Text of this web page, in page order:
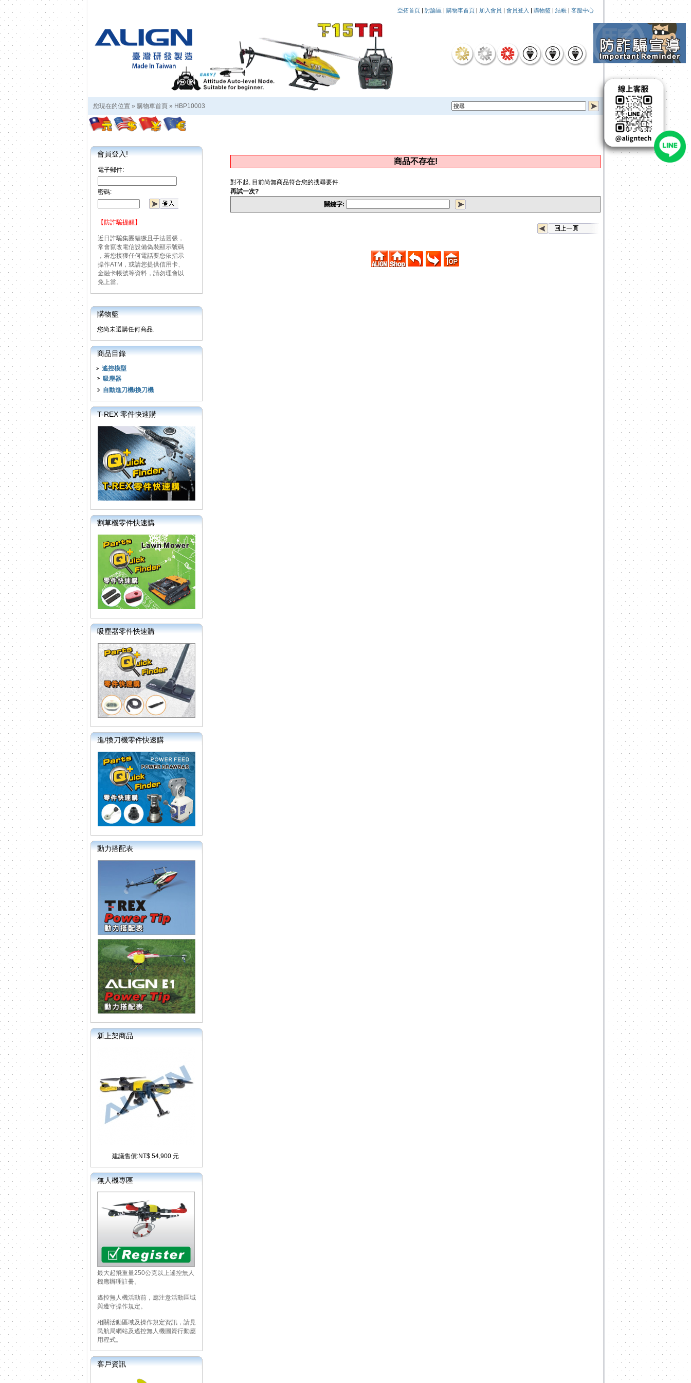
亞拓首頁 | 討論區 | 購物車首頁 | 加入會員 | 會員登入 | 購物籃 | 結帳 | 客服中心
您現在的位置 » 購物車首頁 » HBP10003
會員登入!
電子郵件:
密碼:
【防詐騙提醒】
近日詐騙集團猖獗且手法囂張，
常會竄改電信設備偽裝顯示號碼
，若您接獲任何電話要您依指示
操作ATM，或請您提供信用卡、
金融卡帳號等資料，請勿理會以
免上當。
購物籃
您尚未選購任何商品.
商品目錄
遙控模型
吸塵器
自動進刀機/換刀機
T-REX 零件快速購
割草機零件快速購
吸塵器零件快速購
進/換刀機零件快速購
動力搭配表
新上架商品
建議售價:NT$ 54,900 元
無人機專區
最大起飛重量250公克以上遙控無人
機應辦理註冊。
遙控無人機活動前，應注意活動區域
與遵守操作規定。
相關活動區域及操作規定資訊，請見
民航局網站及遙控無人機圖資行動應
用程式。
客戶資訊
商品不存在!
對不起, 目前尚無商品符合您的搜尋要件.
再試一次?
關鍵字: